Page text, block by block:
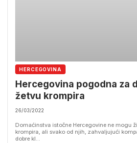
HERCEGOVINA
Hercegovina pogodna za
žetvu krompira
26/03/2022
Domaćinstva istočne Hercegovine ne mogu
krompira, ali svako od njih, zahvaljujući
dobre kl...